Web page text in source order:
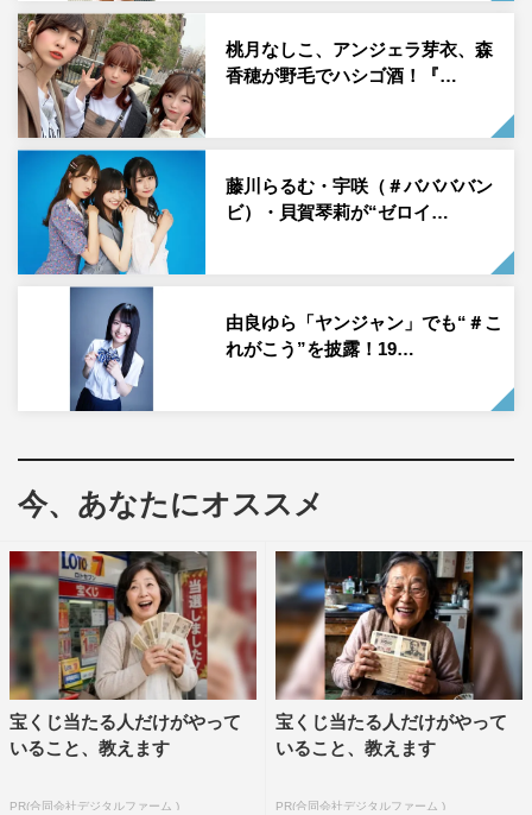
続けて「アイシャドウの塗りやすさや色の乗りやすさも抜
群なので、マスクしていても目元がパッと華やかに魅せら
れるんじゃないかな？ と思います。新発売の「ドナチェ
ーレ リップカラー セミマット｣のリップも、唇にフィット
してくれて落ちにくい印象でした！」と実際に使用しての
感想も語った。
また、現在放送中の『仮面ライダーセイバー』にも、神代
玲花（仮面ライダーサーベラ）役で出演中の彼女。話題と
1 2 全文表示
桃月なしこ、アンジェラ芽衣、森
香穂が野毛でハシゴ酒！『…
藤川らるむ・宇咲（＃ババババン
ビ）・貝賀琴莉が“ゼロイ…
由良ゆら「ヤンジャン」でも“＃こ
れがこう”を披露！19…
今、あなたにオススメ
宝くじ当たる人だけがやって
いること、教えます
PR(合同会社デジタルファーム )
宝くじ当たる人だけがやって
いること、教えます
PR(合同会社デジタルファーム )